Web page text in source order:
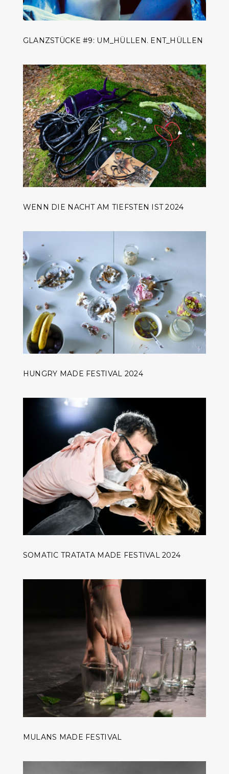
GLANZSTÜCKE #9: UM_HÜLLEN. ENT_HÜLLEN
WENN DIE NACHT AM TIEFSTEN IST 2024
HUNGRY MADE FESTIVAL 2024
SOMATIC TRATATA MADE FESTIVAL 2024
MULANS MADE FESTIVAL